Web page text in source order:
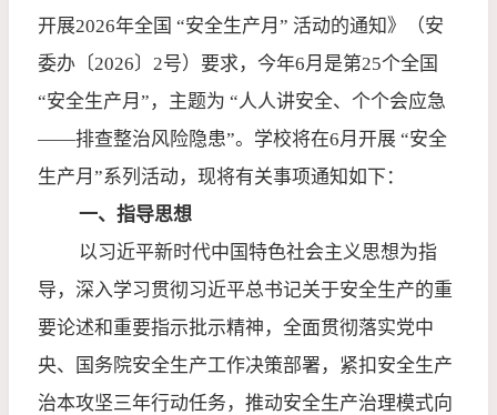
开展2026年全国 “安全生产月” 活动的通知》（安
委办〔2026〕 2号）要求，今年6月是第25个全国
“安全生产月”，主题为 “人人讲安全、个个会应急
——排查整治风险隐患”。学校将在6月开展 “安全
生产月”系列活动，现将有关事项通知如下：
一、指导思想
以习近平新时代中国特色社会主义思想为指
导，深入学习贯彻习近平总书记关于安全生产的重
要论述和重要指示批示精神，全面贯彻落实党中
央、国务院安全生产工作决策部署，紧扣安全生产
治本攻坚三年行动任务，推动安全生产治理模式向